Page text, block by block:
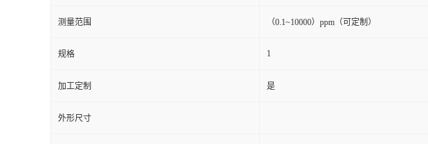
测量范围 （0.1~10000）ppm（可定制）
规格 1
加工定制 是
外形尺寸